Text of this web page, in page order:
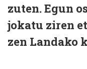
zuten. Egun
jokatu ziren
zen Landako